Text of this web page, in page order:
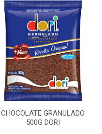
CHOCOLATE GRANULADO
500G DORI